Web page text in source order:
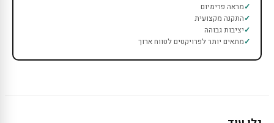
מראה פרימיום
התקנה מקצועית
יציבות גבוהה
מתאים יותר לפרויקטים לטווח ארוך